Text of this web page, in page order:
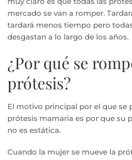
mercado se van a romper.
tardará menos tiempo pero
desgastan a lo largo de los años.
¿Por qué se
prótesis?
El motivo principal por el que se
prótesis mamaria es por que su
no es estática.
Cuando la mujer se mueve la